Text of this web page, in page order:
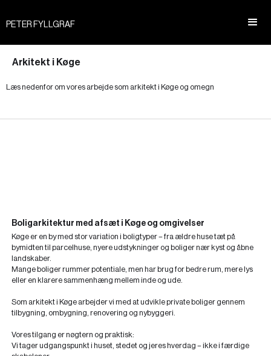
PETER FYLLGRAF
Arkitekt i Køge
Læs nedenfor om vores arbejde som arkitekt i Køge og omegn
Boligarkitektur med afsæt i Køge og omgivelser
Køge er en by med stor variation i boligtyper – fra ældre huse tæt på
bymidten til parcelhuse, nyere udstykninger og boliger nær kyst og åbne
landskaber.
Mange boliger rummer potentiale, men har brug for bedre rum, mere lys
eller en klarere sammenhæng mellem inde og ude.
Som arkitekt i Køge arbejder vi med at udvikle private boliger gennem
tilbygning, ombygning, renovering og nybyggeri.
Vores tilgang er nøgtern og praktisk:
Vi tager udgangspunkt i huset, stedet og jeres hverdag – ikke i færdige